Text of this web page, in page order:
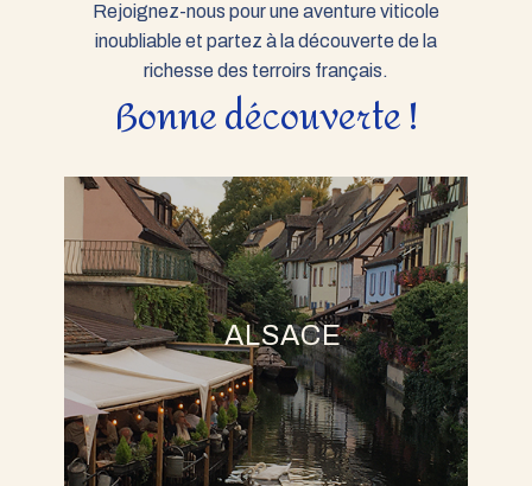
Rejoignez-nous pour une aventure viticole
inoubliable et partez à la découverte de la
richesse des terroirs français.
Bonne découverte !
ALSACE